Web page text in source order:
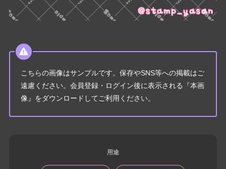
こちらの画像はサンプルです。保存やSNS等への掲載はご
遠慮ください。会員登録・ログイン後に表示される『本画
像』をダウンロードしてご利用ください。
用途